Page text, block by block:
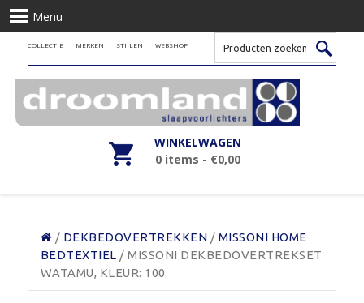
Menu
COLLECTIE MERKEN STIJLEN WEBSHOP
WINKELWAGEN
0 items - €0,00
/ DEKBEDOVERTREKKEN / MISSONI HOME
BEDTEXTIEL / MISSONI DEKBEDOVERTREKSET
WATAMU, KLEUR: 100